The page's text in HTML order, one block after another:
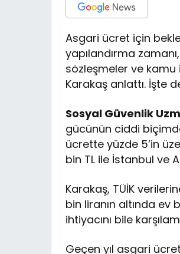
Asgari ücret için
yapılandırma
sözleşmeler ve kamu
Karakaş anlattı. İşte
Sosyal Güvenlik
gücünün ciddi
ücrette yüzde 5’in
bin TL ile İstanbul ve
Karakaş, TÜİK
bin liranın altında ev
ihtiyacını bile
Geçen yıl asgari